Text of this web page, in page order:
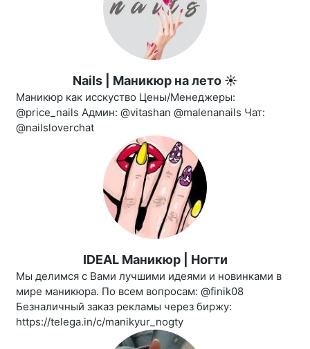
Nails | Маникюр на лето ☀️
Маникюр как исскуство Цены/Менеджеры:
@price_nails Админ: @vitashan @malenanails Чат:
@nailsloverchat
IDEAL Маникюр | Ногти
Мы делимся с Вами лучшими идеями и новинками в
мире маникюра. По всем вопросам: @finik08
Безналичный заказ рекламы через биржу:
https://telega.in/c/manikyur_nogty